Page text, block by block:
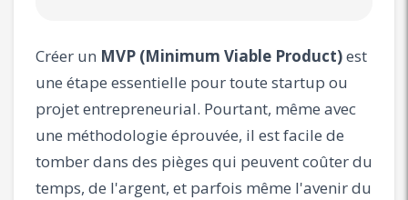
Créer un MVP (Minimum Viable Product)est
une étape essentielle pour toute startup ou
projet entrepreneurial. Pourtant, même avec
une méthodologie éprouvée, il est facile de
tomber dans des pièges qui peuvent coûter du
temps, de l'argent, et parfois même l'avenir du